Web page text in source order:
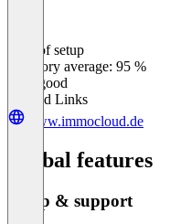
Ease of setup
Category average: 95 %
Very good
Related Links
www.immocloud.de
Global features
Setup & support